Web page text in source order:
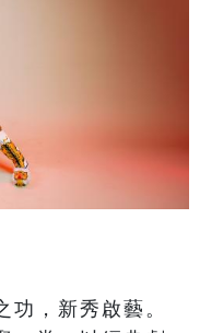
功，新秀啟藝。